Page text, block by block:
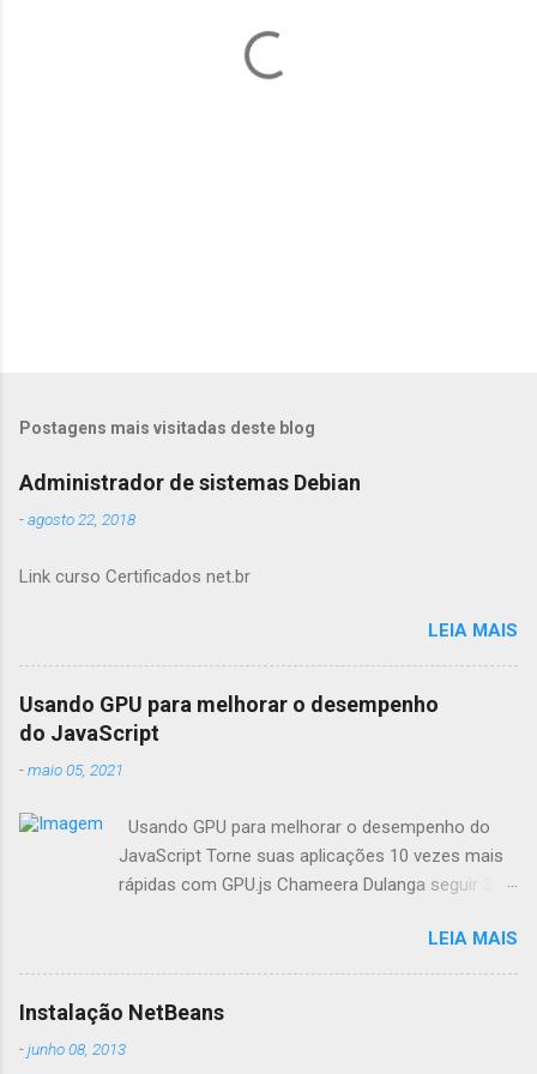
Postagens mais visitadas deste blog
Administrador de sistemas Debian
-agosto 22, 2018
Link curso Certificados net.br
LEIA MAIS
Usando GPU para melhorar o desempenho
do JavaScript
-maio 05, 2021
Usando GPU para melhorar o desempenho do
JavaScript Torne suas aplicações 10 vezes mais
rápidas com GPU.js Chameera Dulanga seguir 30
oportunidades para melhorar o desempenho da
código. Mas você já pensou em combinar o poder
LEIA MAIS
Instalação NetBeans
-junho 08, 2013